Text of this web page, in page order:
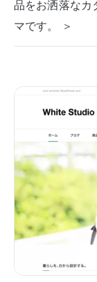
品をお洒落なカ
マです。 ＞